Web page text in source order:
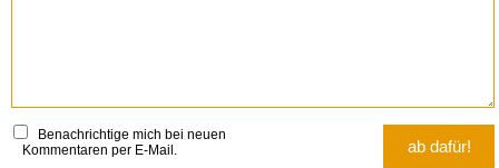
Benachrichtige mich bei neuen
Kommentaren per E-Mail.